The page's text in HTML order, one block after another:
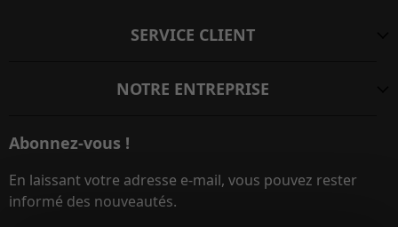
SERVICE CLIENT
NOTRE ENTREPRISE
Abonnez-vous !
En laissant votre adresse e-mail, vous pouvez rester
informé des nouveautés.